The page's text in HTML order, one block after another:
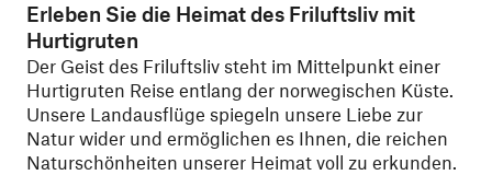
Erleben Sie die Heimat des Friluftsliv mit
Hurtigruten
Der Geist des Friluftsliv steht im Mittelpunkt einer
Hurtigruten Reise entlang der norwegischen Küste.
Unsere Landausflüge spiegeln unsere Liebe zur
Natur wider und ermöglichen es Ihnen, die reichen
Naturschönheiten unserer Heimat voll zu erkunden.